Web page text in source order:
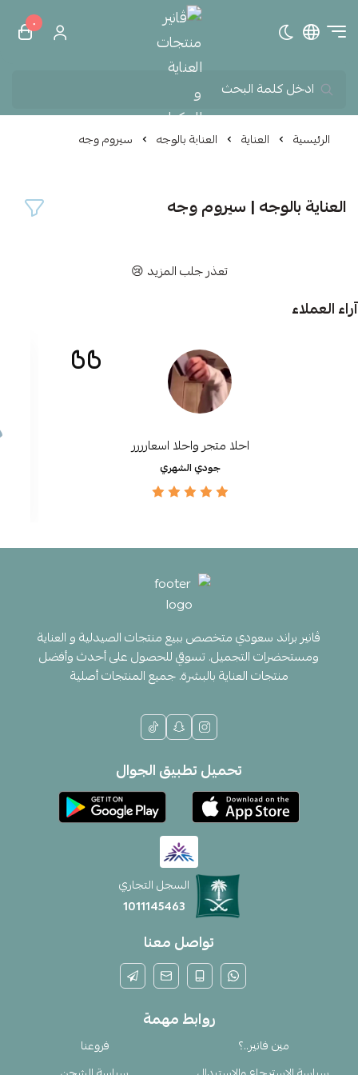
تبديل الوضع الداكنڤانير منتجات العناية و
٠
الرئيسية العناية العناية بالوجه سيروم وجه
العناية بالوجه | سيروم وجه
تعذر جلب المزيد 😢
آراء العملاء
احلا متجر واحلا اسعارررر
جودي الشهري
ڤانير براند سعودي متخصص ببيع منتجات الصيدلية و العناية
ومستحضرات التجميل. تسوقي للحصول على أحدث وأفضل
منتجات العناية بالبشرة. جميع المنتجات أصلية
تحميل تطبيق الجوال
السجل التجاري
1011145463
تواصل معنا
روابط مهمة
مين فانير..؟
فروعنا